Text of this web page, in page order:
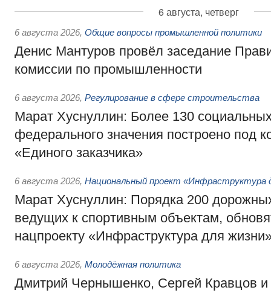
6 августа, четверг
6 августа 2026, Общие вопросы промышленной политики
Денис Мантуров провёл заседание
комиссии по промышленности
6 августа 2026, Регулирование в сфере строительства
Марат Хуснуллин: Более 130
федерального значения построено под
«Единого заказчика»
6 августа 2026, Национальный проект «Инфраструктура
Марат Хуснуллин: Порядка 200
ведущих к спортивным объектам,
нацпроекту «Инфраструктура для
6 августа 2026, Молодёжная политика
Дмитрий Чернышенко, Сергей Кравцов и